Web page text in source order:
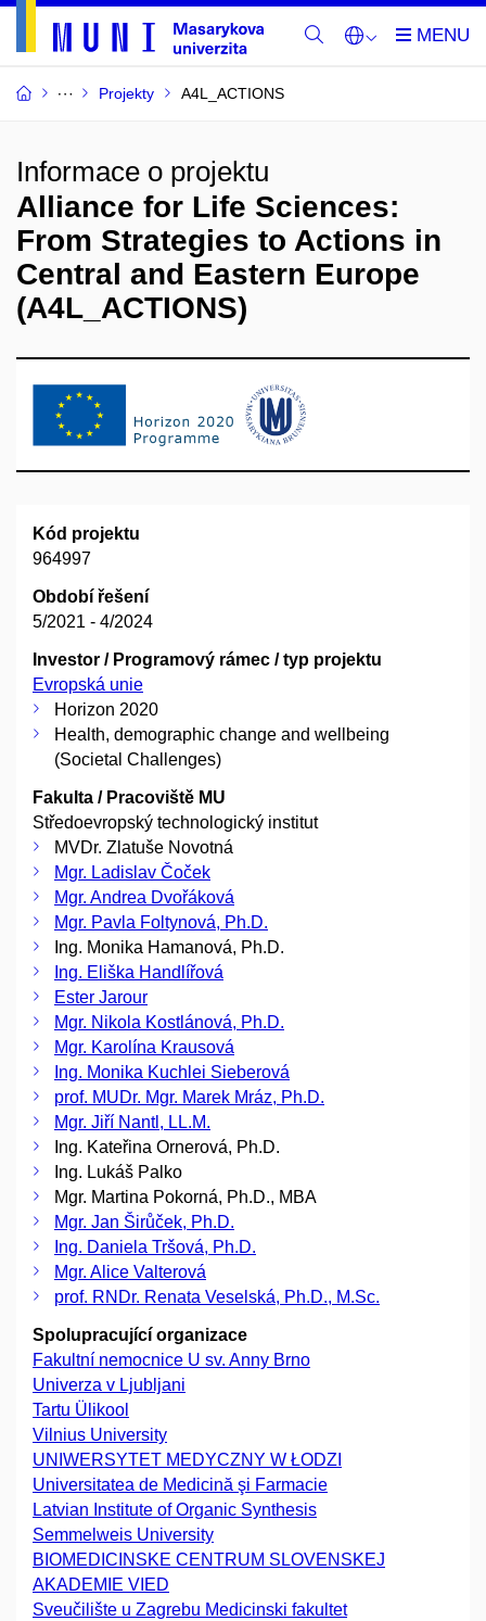
Projekty A4L_ACTIONS
Informace o projektu
Alliance for Life Sciences:
From Strategies to Actions in
Central and Eastern Europe
(A4L_ACTIONS)
Kód projektu
964997
Období řešení
5/2021 - 4/2024
Investor / Programový rámec / typ projektu
Evropská unie
Horizon 2020
Health, demographic change and wellbeing
(Societal Challenges)
Fakulta / Pracoviště MU
Středoevropský technologický institut
MVDr. Zlatuše Novotná
Mgr. Ladislav Čoček
Mgr. Andrea Dvořáková
Mgr. Pavla Foltynová, Ph.D.
Ing. Monika Hamanová, Ph.D.
Ing. Eliška Handlířová
Ester Jarour
Mgr. Nikola Kostlánová, Ph.D.
Mgr. Karolína Krausová
Ing. Monika Kuchlei Sieberová
prof. MUDr. Mgr. Marek Mráz, Ph.D.
Mgr. Jiří Nantl, LL.M.
Ing. Kateřina Ornerová, Ph.D.
Ing. Lukáš Palko
Mgr. Martina Pokorná, Ph.D., MBA
Mgr. Jan Širůček, Ph.D.
Ing. Daniela Tršová, Ph.D.
Mgr. Alice Valterová
prof. RNDr. Renata Veselská, Ph.D., M.Sc.
Spolupracující organizace
Fakultní nemocnice U sv. Anny Brno
Univerza v Ljubljani
Tartu Ülikool
Vilnius University
UNIWERSYTET MEDYCZNY W ŁODZI
Universitatea de Medicină şi Farmacie
Latvian Institute of Organic Synthesis
Semmelweis University
BIOMEDICINSKE CENTRUM SLOVENSKEJ
AKADEMIE VIED
Sveučilište u Zagrebu Medicinski fakultet